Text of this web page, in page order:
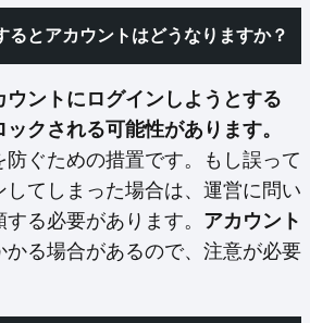
るとアカウントはどうなりますか？
ントにログインしようとする
クされる可能性があります。
防ぐための措置です。もし誤って
てしまった場合は、運営に問い
る必要があります。 アカウント
かる場合があるので、注意が必要